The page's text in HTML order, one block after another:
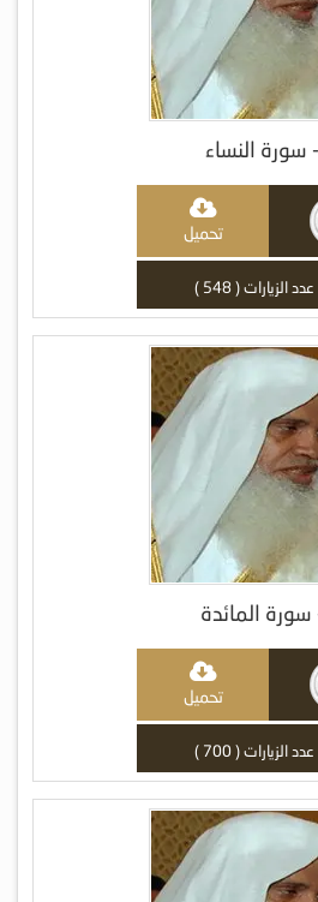
تحميل
عدد الزيارات ( 548 )
تحميل
عدد الزيارات ( 700 )